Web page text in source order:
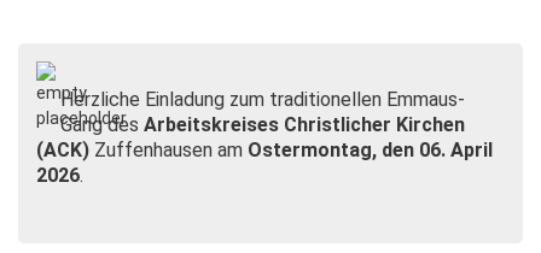
Herzliche Einladung zum traditionellen Emmaus-
Gang des Arbeitskreises Christlicher Kirchen
(ACK) Zuffenhausen am Ostermontag, den 06. April
2026.